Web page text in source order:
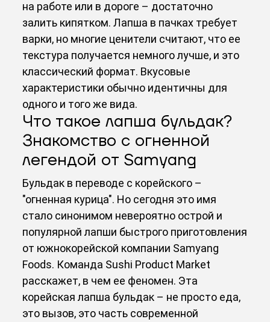
на работе или в дороге – достаточно
залить кипятком. Лапша в пачках требует
варки, но многие ценители считают, что ее
текстура получается немного лучше, и это
классический формат. Вкусовые
характеристики обычно идентичны для
одного и того же вида.
Что такое лапша бульдак?
Знакомство с огненной
легендой от Samyang
Бульдак в переводе с корейского –
"огненная курица". Но сегодня это имя
стало синонимом невероятно острой и
популярной лапши быстрого приготовления
от южнокорейской компании Samyang
Foods. Команда Sushi Product Market
расскажет, в чем ее феномен. Эта
корейская лапша бульдак – не просто еда,
это вызов, это часть современной